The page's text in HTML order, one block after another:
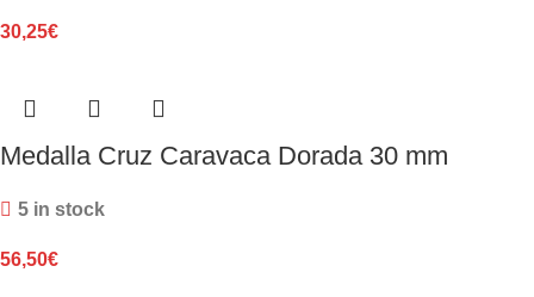
30,25€
Medalla Cruz Caravaca Dorada 30 mm
5 in stock
56,50€